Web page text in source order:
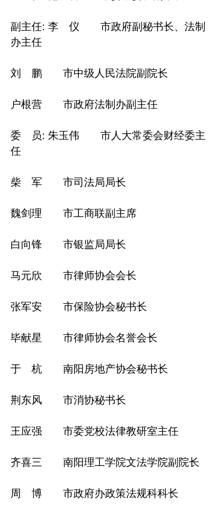
副主任: 李 仪 市政府副秘书长、法制
办主任
刘 鹏 市中级人民法院副院长
户根营 市政府法制办副主任
委 员: 朱玉伟 市人大常委会财经委主
任
柴 军 市司法局局长
魏剑理 市工商联副主席
白向锋 市银监局局长
马元欣 市律师协会会长
张军安 市保险协会秘书长
毕献星 市律师协会名誉会长
于 杭 南阳房地产协会秘书长
荆东风 市消协秘书长
王应强 市委党校法律教研室主任
齐喜三 南阳理工学院文法学院副院长
周 博 市政府办政策法规科科长